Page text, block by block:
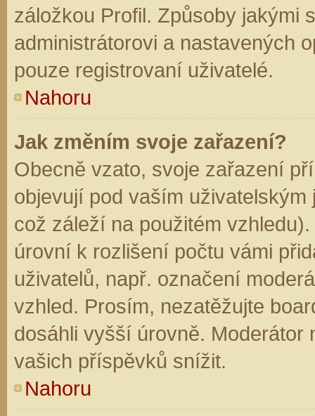
záložkou Profil. Způsoby jakými
administrátorovi a nastavených
pouze registrovaní uživatelé.
Nahoru
Jak změním svoje zařazení?
Obecně vzato, svoje zařazení
objevují pod vaším
což záleží na použitém
úrovní k rozlišení počtu vámi
uživatelů, např. označení
vzhled. Prosím, nezatěžujte
dosáhli vyšší úrovně. Moderátor
vašich příspěvků snížit.
Nahoru